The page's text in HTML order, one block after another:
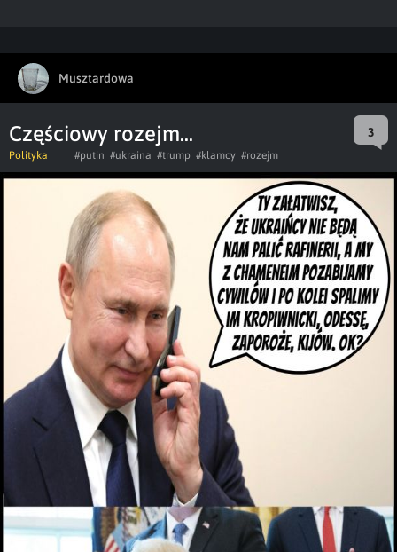
Musztardowa
Częściowy rozejm... 3
Polityka #putin #ukraina #trump #klamcy #rozejm